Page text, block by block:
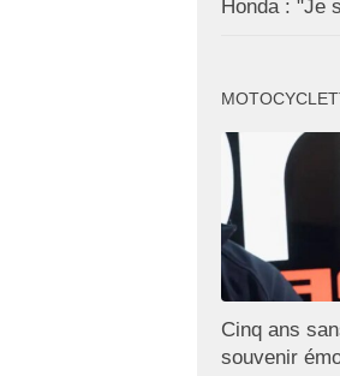
Honda : "Je
Cinq ans
souvenir